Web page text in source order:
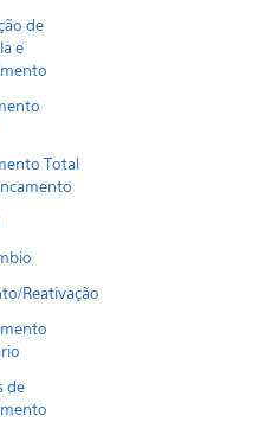
de
e
Total
Reativação
de